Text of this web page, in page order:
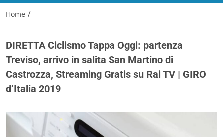
Home /
DIRETTA Ciclismo Tappa Oggi: partenza
Treviso, arrivo in salita San Martino di
Castrozza, Streaming Gratis su Rai TV | GIRO
d’Italia 2019